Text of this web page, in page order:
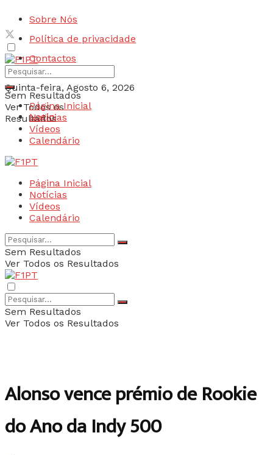
Sobre Nós
Política de privacidade
Contactos
Quinta-feira, Agosto 6, 2026
Login
Sem Resultados
Ver Todos os
Resultados
Página Inicial
Notícias
Vídeos
Calendário
Página Inicial
Notícias
Vídeos
Calendário
Sem Resultados
Ver Todos os Resultados
Sem Resultados
Ver Todos os Resultados
Alonso vence prémio de Rookie
do Ano da Indy 500